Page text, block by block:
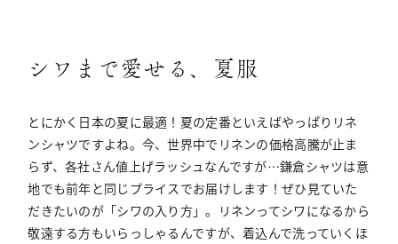
シワまで愛せる、夏服
とにかく日本の夏に最適！夏の定番といえばやっぱりリネ
ンシャツですよね。今、世界中でリネンの価格高騰が止ま
らず、各社さん値上げラッシュなんですが…鎌倉シャツは意
地でも前年と同じプライスでお届けします！ぜひ見ていた
だきたいのが「シワの入り方」。リネンってシワになるから
敬遠する方もいらっしゃるんですが、着込んで洗っていくほ